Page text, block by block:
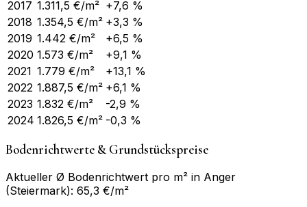
2017 1.311,5 €/m² +7,6 %
2018 1.354,5 €/m² +3,3 %
2019 1.442 €/m²
+6,5 %
2020 1.573 €/m²
+9,1 %
2021 1.779 €/m²
+13,1 %
2022 1.887,5 €/m² +6,1 %
2023 1.832 €/m²
-2,9 %
2024 1.826,5 €/m² -0,3 %
Bodenrichtwerte & Grundstückspreise
Aktueller Ø Bodenrichtwert pro m² in Anger
(Steiermark): 65,3 €/m²